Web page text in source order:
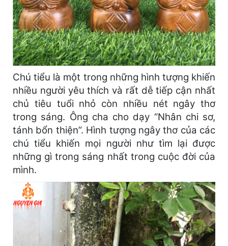
Chú tiểu là một trong những hình tượng khiến
nhiều người yêu thích và rất dễ tiếp cận nhất
chủ tiêu tuổi nhỏ còn nhiều nét ngây thơ
trong sáng. Ông cha cho dạy “Nhân chi sơ,
tánh bổn thiện”. Hình tượng ngây thơ của các
chú tiểu khiến mọi người như tìm lại được
những gì trong sáng nhất trong cuộc đời của
mình.